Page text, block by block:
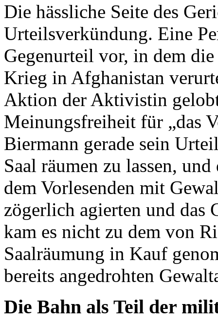
Die hässliche Seite des
Urteilsverkündung. Eine
Gegenurteil vor, in dem
Krieg in Afghanistan
Aktion der Aktivistin
Meinungsfreiheit für „das
Biermann gerade sein
Saal räumen zu lassen,
dem Vorlesenden mit
zögerlich agierten und das
kam es nicht zu dem von
Saalräumung in Kauf
bereits angedrohten
Die Bahn als Teil der